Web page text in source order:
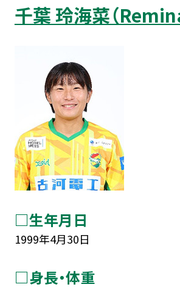
千葉 玲海菜（
□生年月日
1999年4月30日
□身長・体重